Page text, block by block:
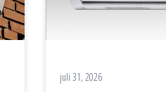
juli 31, 2026